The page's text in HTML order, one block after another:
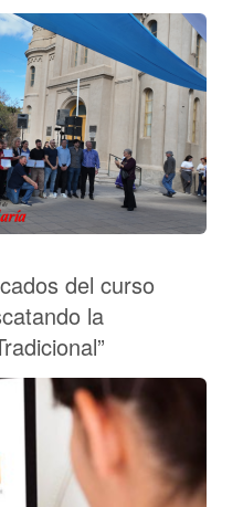
del curso
la